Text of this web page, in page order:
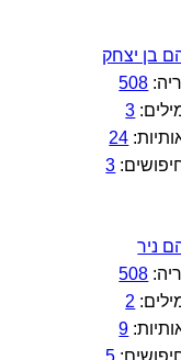
בן יצחק
508
3
24
3
ניר
508
2
9
5